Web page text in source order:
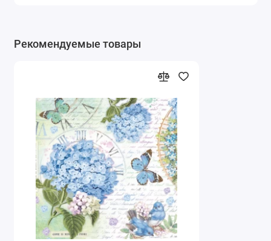
Рекомендуемые товары